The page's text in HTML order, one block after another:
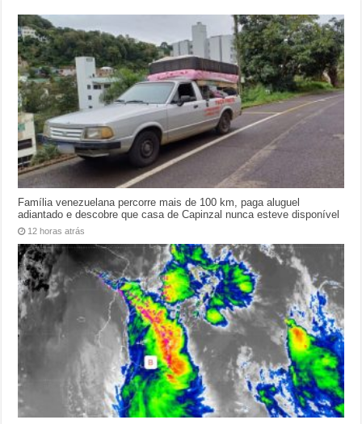
Família venezuelana percorre mais de 100 km, paga aluguel
adiantado e descobre que casa de Capinzal nunca esteve disponível
12 horas atrás